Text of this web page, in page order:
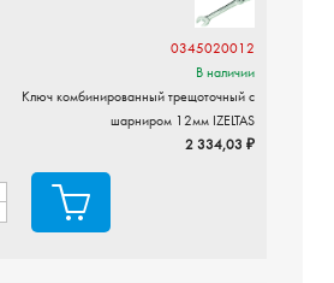
0345020012
В наличии
Ключ комбинированный трещоточный с
шарниром 12мм IZELTAS
2 334,03 ₽